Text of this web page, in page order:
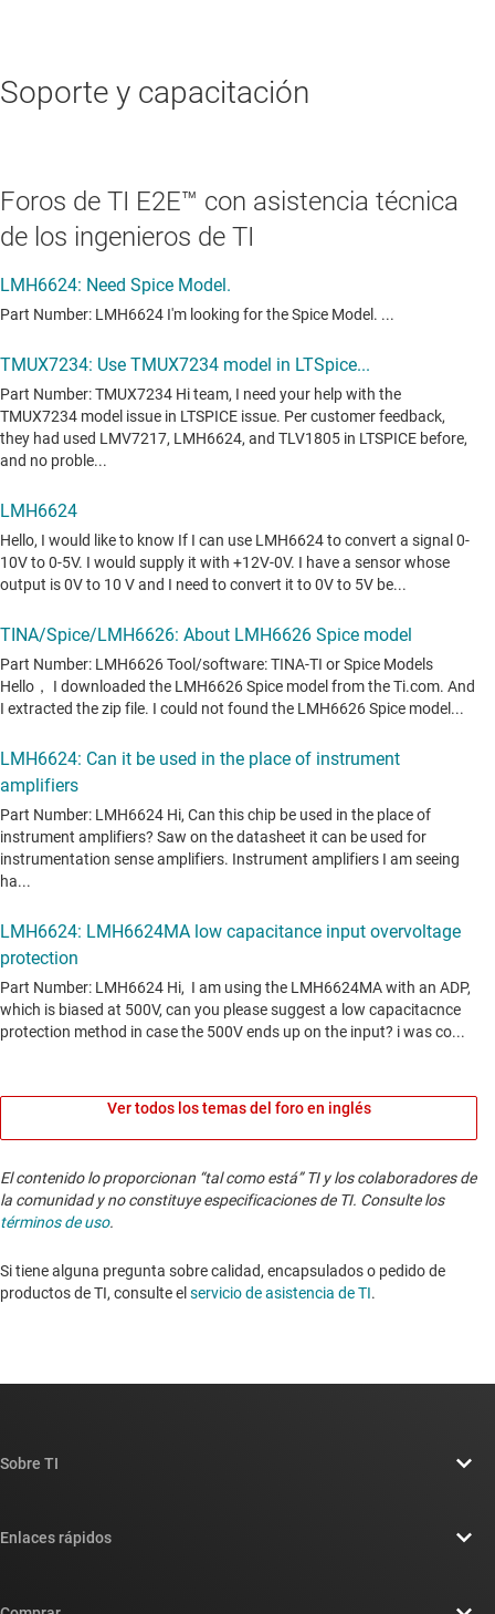
Soporte y capacitación
Foros de TI E2E™ con asistencia técnica
de los ingenieros de TI
Ver todos los temas del foro en inglés
El contenido lo proporcionan “tal como está” TI y los colaboradores de
la comunidad y no constituye especificaciones de TI. Consulte los
términos de uso.
Si tiene alguna pregunta sobre calidad, encapsulados o pedido de
productos de TI, consulte el servicio de asistencia de TI. ​​​​​​​​​​​​​​
Sobre TI
Enlaces rápidos